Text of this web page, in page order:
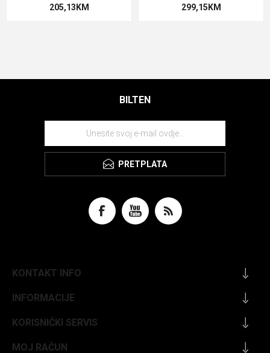
205,13KM 299,15KM
BILTEN
PRETPLATA
KONTAKT INFO
INFORMACIJE
KORISNIČKI SERVIS
MOJ RAČUN